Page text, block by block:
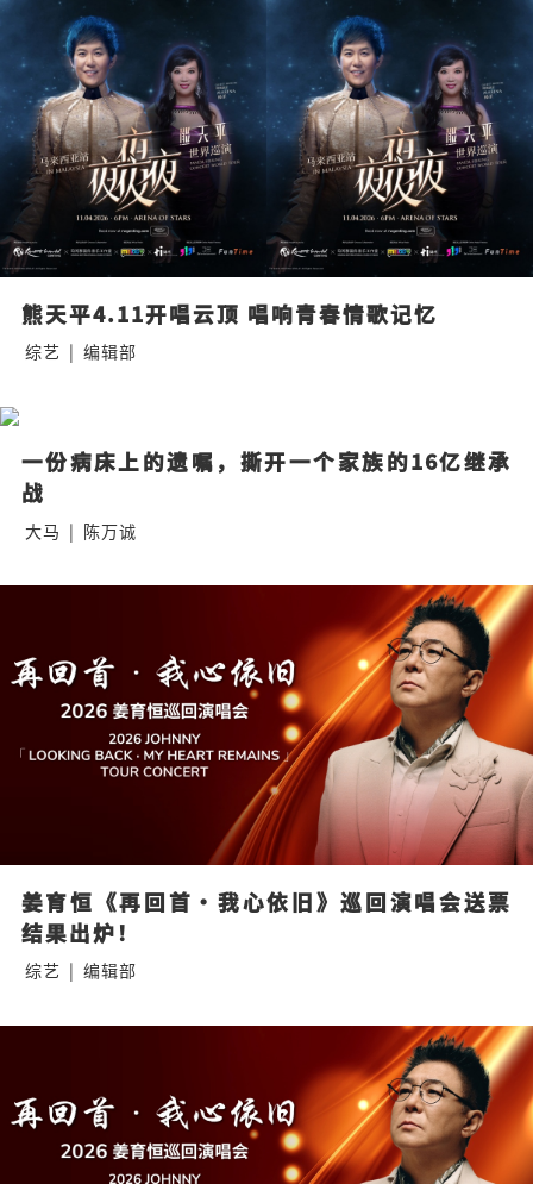
熊天平4.11开唱云顶 唱响青春情歌记忆
综艺 | 编辑部
一份病床上的遗嘱，撕开一个家族的16亿继承
战
大马 | 陈万诚
姜育恒《再回首·我心依旧》巡回演唱会送票
结果出炉！
综艺 | 编辑部